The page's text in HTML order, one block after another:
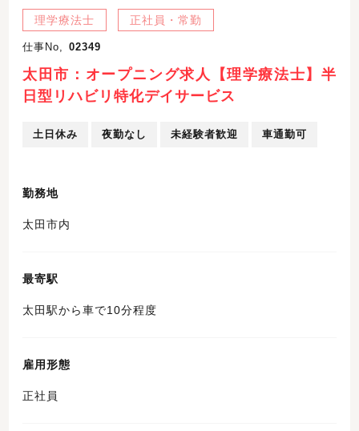
理学療法士 正社員・常勤
仕事No, 02349
太田市：オープニング求人【理学療法士】半
日型リハビリ特化デイサービス
土日休み 夜勤なし 未経験者歓迎 車通勤可
勤務地
太田市内
最寄駅
太田駅から車で10分程度
雇用形態
正社員